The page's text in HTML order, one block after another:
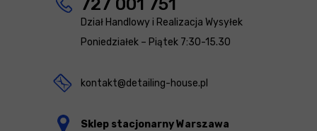
727 001 751
Dział Handlowy i Realizacja Wysyłek
Poniedziałek – Piątek 7:30-15.30
kontakt@detailing-house.pl
Sklep stacjonarny Warszawa